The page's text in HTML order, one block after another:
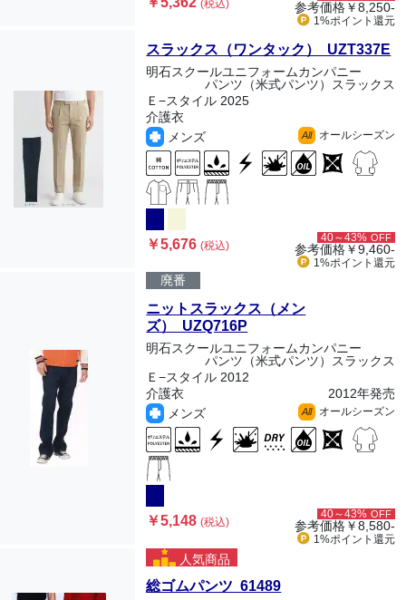
(税込) 参考価格￥8,250-
1%ポイント 還元
スラックス（ワンタック） UZT337E
明石スクールユニフォームカンパニー
パンツ（米式パンツ）スラックス
Ｅ−スタイル 2025
介護衣
メンズ
All オールシーズン
￥5,676(税込)
40～43% OFF
参考価格￥9,460-
1%ポイント 還元
廃番
ニットスラックス（メン
ズ） UZQ716P
明石スクールユニフォームカンパニー
パンツ（米式パンツ）スラックス
Ｅ−スタイル 2012
介護衣
2012年発売
メンズ
All オールシーズン
￥5,148(税込)
40～43% OFF
参考価格￥8,580-
1%ポイント 還元
人気商品
総ゴムパンツ 61489